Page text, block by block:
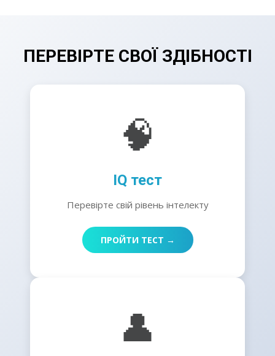
ПЕРЕВІРТЕ СВОЇ ЗДІБНОСТІ
🧠
IQ тест
Перевірте свій рівень інтелекту
ПРОЙТИ ТЕСТ →
👤